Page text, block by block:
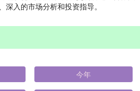
深入的市场分析和投资指导。
今年